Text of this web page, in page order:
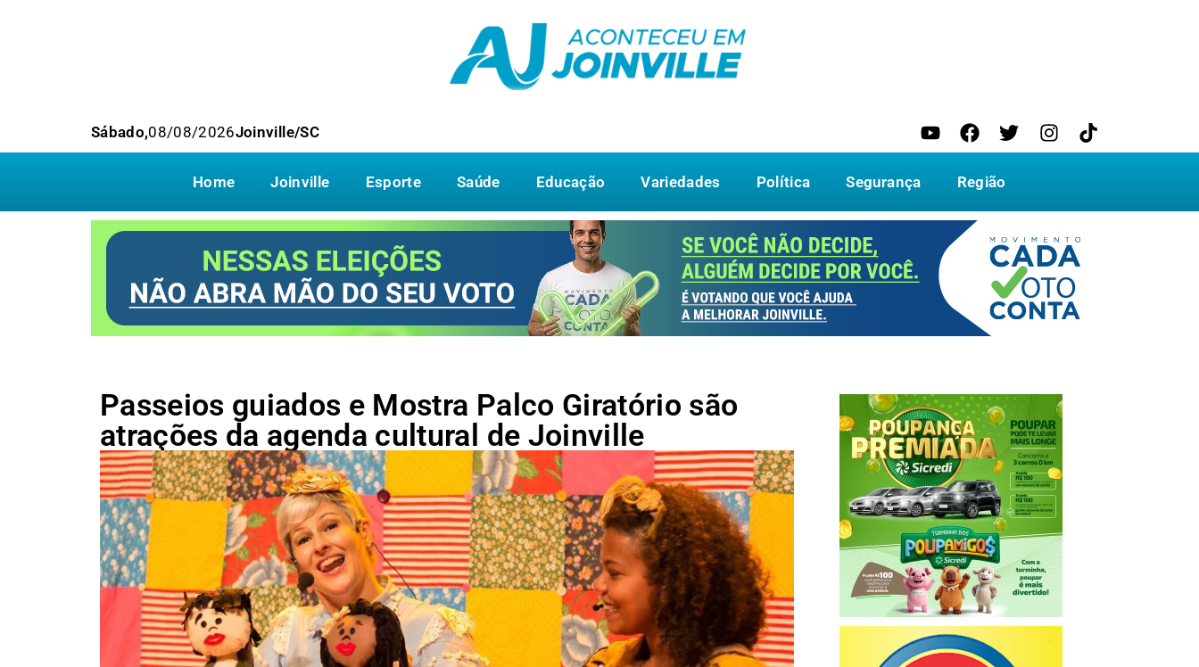
Sábado,08/08/2026Joinville/SC
Home Joinville Esporte Saúde Educação Variedades Política Segurança Região
Passeios guiados e Mostra Palco Giratório são
atrações da agenda cultural de Joinville